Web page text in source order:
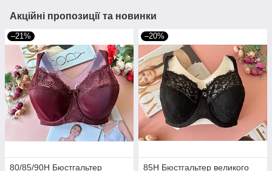
Акційні пропозиції та новинки
–21%
80/85/90H Бюстгальтер
–20%
85H Бюстгальтер великого